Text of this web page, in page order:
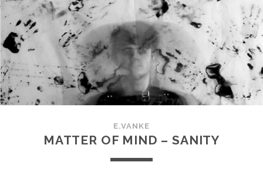
E.VANKE
MATTER OF MIND – SANITY